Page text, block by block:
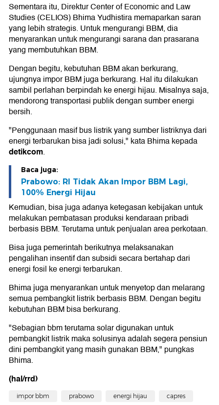
Sementara itu, Direktur Center of Economic and Law
Studies (CELIOS) Bhima Yudhistira memaparkan saran
yang lebih strategis. Untuk mengurangi BBM, dia
menyarankan untuk mengurangi sarana dan prasarana
yang membutuhkan BBM.
Dengan begitu, kebutuhan BBM akan berkurang,
ujungnya impor BBM juga berkurang. Hal itu dilakukan
sambil perlahan berpindah ke energi hijau. Misalnya saja,
mendorong transportasi publik dengan sumber energi
bersih.
"Penggunaan masif bus listrik yang sumber listriknya dari
energi terbarukan bisa jadi solusi," kata Bhima kepada
detikcom.
Baca juga:
Prabowo: RI Tidak Akan Impor BBM Lagi,
100% Energi Hijau
Kemudian, bisa juga adanya ketegasan kebijakan untuk
melakukan pembatasan produksi kendaraan pribadi
berbasis BBM. Terutama untuk penjualan area perkotaan.
Bisa juga pemerintah berikutnya melaksanakan
pengalihan insentif dan subsidi secara bertahap dari
energi fosil ke energi terbarukan.
Bhima juga menyarankan untuk menyetop dan melarang
semua pembangkit listrik berbasis BBM. Dengan begitu
kebutuhan BBM bisa berkurang.
"Sebagian bbm terutama solar digunakan untuk
pembangkit listrik maka solusinya adalah segera pensiun
dini pembangkit yang masih gunakan BBM," pungkas
Bhima.
(hal/rrd)
impor bbm prabowo energi hijau capres